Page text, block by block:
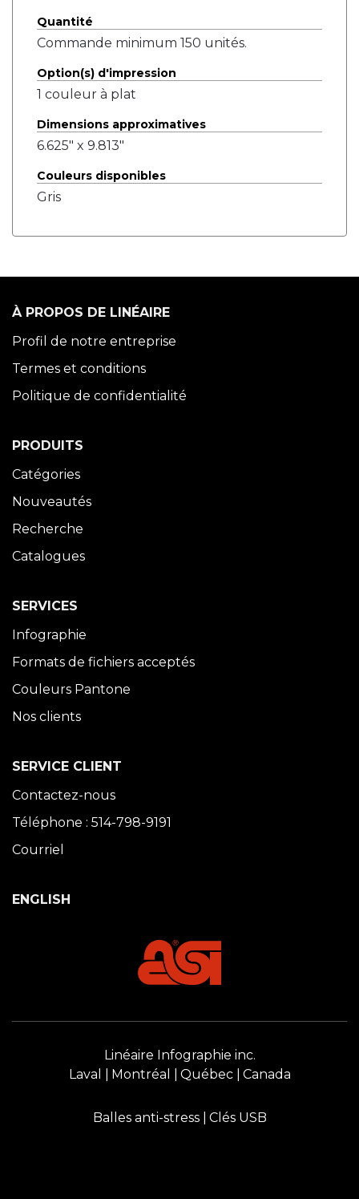
Quantité
Commande minimum 150 unités.
Option(s) d'impression
1 couleur à plat
Dimensions approximatives
6.625" x 9.813"
Couleurs disponibles
Gris
À PROPOS DE LINÉAIRE
Profil de notre entreprise
Termes et conditions
Politique de confidentialité
PRODUITS
Catégories
Nouveautés
Recherche
Catalogues
SERVICES
Infographie
Formats de fichiers acceptés
Couleurs Pantone
Nos clients
SERVICE CLIENT
Contactez-nous
Téléphone : 514-798-9191
Courriel
ENGLISH
Linéaire Infographie inc.
Laval
Montréal Québec Canada
Balles anti-stress Clés USB